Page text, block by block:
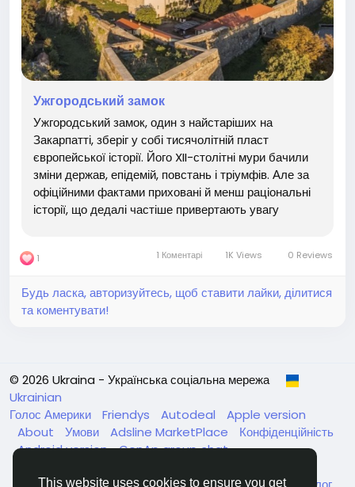
This website uses cookies to ensure you get
Ужгородський замок
Ужгородський замок, один з найстаріших на
Закарпатті, зберіг у собі тисячолітній пласт
європейської історії. Його XII-столітні мури бачили
зміни держав, епідемій, повстань і тріумфів. Але за
офіційними фактами приховані й менш раціональні
історії, що дедалі частіше привертають увагу
бронзовий предмет...
1 1 Коментарі 1K Views 0 Reviews
Будь ласка, авторизуйтесь, щоб ставити лайки, ділитися
та коментувати!
© 2026 Ukraina - Українська соціальна мережа
Ukrainian
Голос Америки
Friendys Autodeal
Apple version
About
Умови Adsline MarketPlace
Конфіденційність
Android version GenAp group chat